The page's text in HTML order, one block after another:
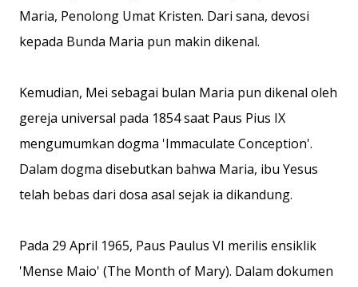
Maria, Penolong Umat Kristen. Dari sana, devosi
kepada Bunda Maria pun makin dikenal.
Kemudian, Mei sebagai bulan Maria pun dikenal oleh
gereja universal pada 1854 saat Paus Pius IX
mengumumkan dogma 'Immaculate Conception'.
Dalam dogma disebutkan bahwa Maria, ibu Yesus
telah bebas dari dosa asal sejak ia dikandung.
Pada 29 April 1965, Paus Paulus VI merilis ensiklik
'Mense Maio' (The Month of Mary). Dalam dokumen